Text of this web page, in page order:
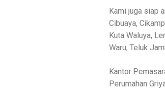
Kami juga siap
Cibuaya,
Kuta Waluya,
Waru, Teluk
Kantor
Perumahan